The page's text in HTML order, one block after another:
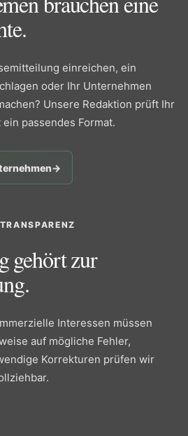
einreichen, ein
oder Ihr Unternehmen
Unsere Redaktion prüft Ihr
passendes Format.
→
gehört zur
Interessen müssen
auf mögliche Fehler,
Korrekturen prüfen wir